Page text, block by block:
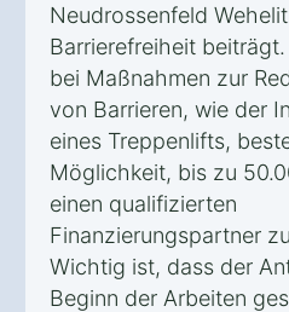
Neudrossenfeld
Barrierefreiheit
bei Maßnahmen zur
von Barrieren, wie der
eines Treppenlifts,
Möglichkeit, bis zu
einen qualifizierten
Finanzierungspartner
Wichtig ist, dass der
Beginn der Arbeiten